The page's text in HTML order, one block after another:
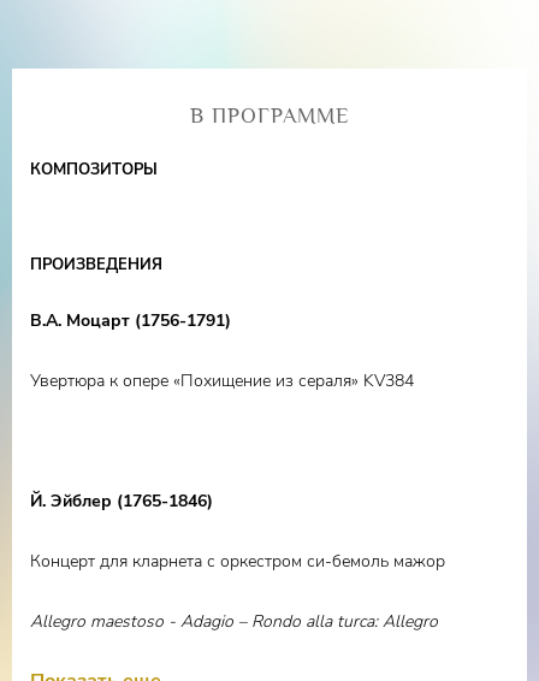
Манашеров
В ПРОГРАММЕ
КОМПОЗИТОРЫ
ПРОИЗВЕДЕНИЯ
В.А. Моцарт (1756-1791)
Увертюра к опере «Похищение из сераля» KV384
Й. Эйблер (1765-1846)
Концерт для кларнета с оркестром си-бемоль мажор
Allegro maestoso - Adagio – Rondo alla turca: Allegro